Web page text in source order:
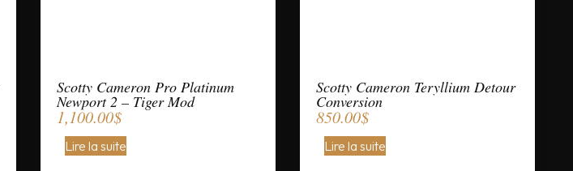
Scotty Cameron Pro Platinum
Newport 2 – Tiger Mod
1,100.00$
Lire la suite
Scotty Cameron Teryllium Detour
Conversion
850.00$
Lire la suite